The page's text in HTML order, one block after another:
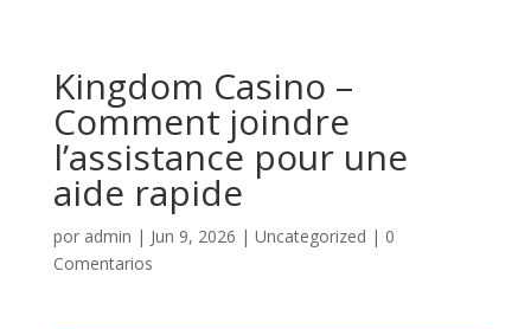
Kingdom Casino –
Comment joindre
l’assistance pour une
aide rapide
por admin | Jun 9, 2026 | Uncategorized | 0
Comentarios